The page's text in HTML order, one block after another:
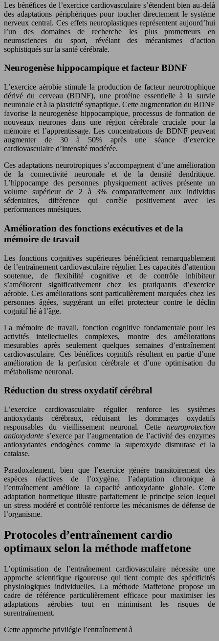
Les bénéfices de l’exercice cardiovasculaire s’étendent bien au-delà
des adaptations périphériques pour toucher directement le système
nerveux central. Ces effets neuroplastiques représentent aujourd’hui
l’un des domaines de recherche les plus prometteurs en
neurosciences du sport, révélant des mécanismes d’action
sophistiqués sur la santé cérébrale.
Neurogenèse hippocampique et facteur BDNF
L’exercice aérobie stimule la production de facteur neurotrophique
dérivé du cerveau (BDNF), une protéine essentielle à la survie
neuronale et à la plasticité synaptique. Cette augmentation du BDNF
favorise la neurogenèse hippocampique, processus de formation de
nouveaux neurones dans une région cérébrale cruciale pour la
mémoire et l’apprentissage. Les concentrations de BDNF peuvent
augmenter de 30 à 50% après une séance d’exercice
cardiovasculaire d’intensité modérée.
Ces adaptations neurotropiques s’accompagnent d’une amélioration
de la connectivité neuronale et de la densité dendritique.
L’hippocampe des personnes physiquement actives présente un
volume supérieur de 2 à 3% comparativement aux individus
sédentaires, différence qui corrèle positivement avec les
performances mnésiques.
Amélioration des fonctions exécutives et de la
mémoire de travail
Les fonctions cognitives supérieures bénéficient remarquablement
de l’entraînement cardiovasculaire régulier. Les capacités d’attention
soutenue, de flexibilité cognitive et de contrôle inhibiteur
s’améliorent significativement chez les pratiquants d’exercice
aérobie. Ces améliorations sont particulièrement marquées chez les
personnes âgées, suggérant un effet protecteur contre le déclin
cognitif lié à l’âge.
La mémoire de travail, fonction cognitive fondamentale pour les
activités intellectuelles complexes, montre des améliorations
mesurables après seulement quelques semaines d’entraînement
cardiovasculaire. Ces bénéfices cognitifs résultent en partie d’une
amélioration de la perfusion cérébrale et d’une optimisation du
métabolisme neuronal.
Réduction du stress oxydatif cérébral
L’exercice cardiovasculaire régulier renforce les systèmes
antioxydants cérébraux, réduisant les dommages oxydatifs
responsables du vieillissement neuronal. Cette neuroprotection
antioxydante s’exerce par l’augmentation de l’activité des enzymes
antioxydantes endogènes comme la superoxyde dismutase et la
catalase.
Paradoxalement, bien que l’exercice génère transitoirement des
espèces réactives de l’oxygène, l’adaptation chronique à
l’entraînement améliore la capacité antioxydante globale. Cette
adaptation hormetique illustre parfaitement le principe selon lequel
un stress modéré et contrôlé renforce les mécanismes de défense de
l’organisme.
Protocoles d’entraînement cardio
optimaux selon la méthode maffetone
L’optimisation de l’entraînement cardiovasculaire nécessite une
approche scientifique rigoureuse qui tient compte des spécificités
physiologiques individuelles. La méthode Maffetone propose un
cadre de référence particulièrement efficace pour maximiser les
adaptations aérobies tout en minimisant les risques de
surentraînement.
Cette approche privilégie l’entraînement à